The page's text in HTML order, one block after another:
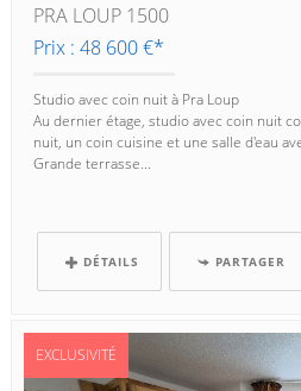
PRA LOUP 1500
Prix : 48 600 €*
Studio avec coin nuit à Pra Loup
Au dernier étage, studio avec coin nuit
nuit, un coin cuisine et une salle d'eau
Grande terrasse...
DÉTAILS PARTAGER
EXCLUSIVITÉ